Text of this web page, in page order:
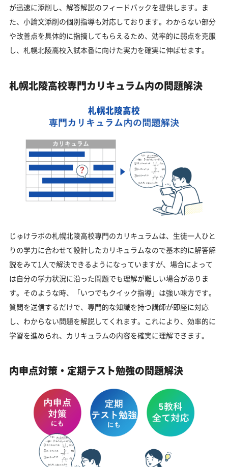
が迅速に添削し、解答解説のフィードバックを提供します。ま
た、小論文添削の個別指導も対応しております。わからない部分
や改善点を具体的に指摘してもらえるため、効率的に弱点を克服
し、札幌北陵高校入試本番に向けた実力を確実に伸ばせます。
札幌北陵高校専門カリキュラム内の問題解決
札幌北陵高校
じゅけラボの札幌北陵高校専門のカリキュラムは、生徒一人ひと
りの学力に合わせて設計したカリキュラムなので基本的に解答解
説をみて1人で解決できるようになっていますが、場合によって
は自分の学力状況に沿った問題でも理解が難しい場合がありま
す。そのような時、「いつでもクイック指導」は強い味方です。
質問を送信するだけで、専門的な知識を持つ講師が即座に対応
し、わからない問題を解説してくれます。これにより、効率的に
学習を進められ、カリキュラムの内容を確実に理解できます。
内申点対策・定期テスト勉強の問題解決